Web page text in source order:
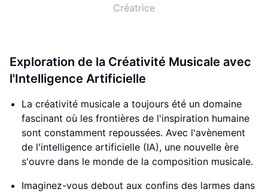
Créatrice
Exploration de la Créativité Musicale avec
l'Intelligence Artificielle
La créativité musicale a toujours été un domaine
fascinant où les frontières de l'inspiration humaine
sont constamment repoussées. Avec l'avènement
de l'intelligence artificielle (IA), une nouvelle ère
s'ouvre dans le monde de la composition musicale.
Imaginez-vous debout aux confins des larmes dans